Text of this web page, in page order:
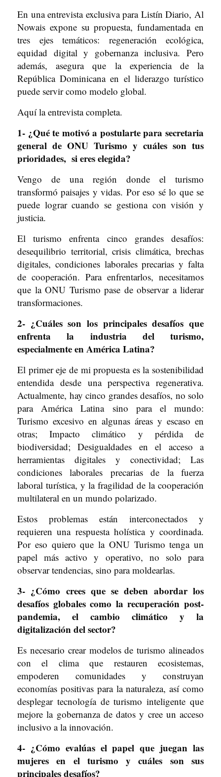
En una entrevista exclusiva para Listín Diario, Al
Nowais expone su propuesta, fundamentada en
tres ejes temáticos: regeneración ecológica,
equidad digital y gobernanza inclusiva. Pero
además, asegura que la experiencia de la
República Dominicana en el liderazgo turístico
puede servir como modelo global.
Aquí la entrevista completa.
1- ¿Qué te motivó a postularte para secretaria
general de ONU Turismo y cuáles son tus
prioridades, si eres elegida?
Vengo de una región donde el turismo
transformó paisajes y vidas. Por eso sé lo que se
puede lograr cuando se gestiona con visión y
justicia.
El turismo enfrenta cinco grandes desafíos:
desequilibrio territorial, crisis climática, brechas
digitales, condiciones laborales precarias y falta
de cooperación. Para enfrentarlos, necesitamos
que la ONU Turismo pase de observar a liderar
transformaciones.
2- ¿Cuáles son los principales desafíos que
enfrenta la industria del turismo,
especialmente en América Latina?
El primer eje de mi propuesta es la sostenibilidad
entendida desde una perspectiva regenerativa.
Actualmente, hay cinco grandes desafíos, no solo
para América Latina sino para el mundo:
Turismo excesivo en algunas áreas y escaso en
otras; Impacto climático y pérdida de
biodiversidad; Desigualdades en el acceso a
herramientas digitales y conectividad; Las
condiciones laborales precarias de la fuerza
laboral turística, y la fragilidad de la cooperación
multilateral en un mundo polarizado.
Estos problemas están interconectados y
requieren una respuesta holística y coordinada.
Por eso quiero que la ONU Turismo tenga un
papel más activo y operativo, no solo para
observar tendencias, sino para moldearlas.
3- ¿Cómo crees que se deben abordar los
desafíos globales como la recuperación post-
pandemia, el cambio climático y la
digitalización del sector?
Es necesario crear modelos de turismo alineados
con el clima que restauren ecosistemas,
empoderen comunidades y construyan
economías positivas para la naturaleza, así como
desplegar tecnología de turismo inteligente que
mejore la gobernanza de datos y cree un acceso
inclusivo a la innovación.
4- ¿Cómo evalúas el papel que juegan las
mujeres en el turismo y cuáles son sus
principales desafíos?